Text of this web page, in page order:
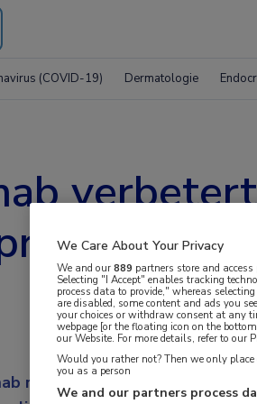
(COVID-19) Dermatologie
resulteerde in een grotere
We Care About Your Privacy
We and our889 partners store and
Selecting "I Accept" enables tracking
process data to provide," whereas
are disabled, some content and ads you
your choices or withdraw consent at any
webpage [or the floating icon on the
our Website. For more details, refer to our
Would you rather not? Then we only
you as a person
We and our partners process